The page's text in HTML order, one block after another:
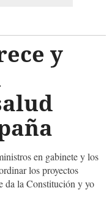
y
en gabinete y los
los proyectos
da la Constitución y yo